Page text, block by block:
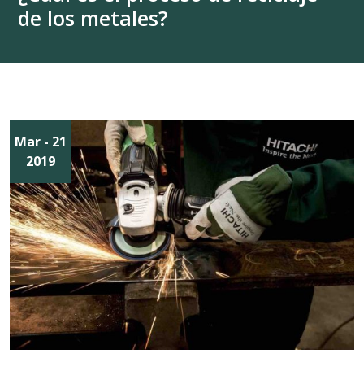
de los metales?
Mar - 21
2019